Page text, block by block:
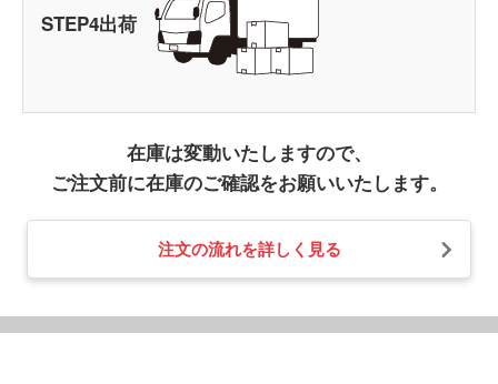
STEP4出荷
在庫は変動いたしますので、
ご注文前に在庫のご確認をお願いいたします。
注文の流れを詳しく見る